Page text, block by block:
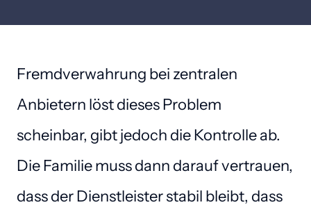
Fremdverwahrung bei zentralen
Anbietern löst dieses Problem
scheinbar, gibt jedoch die Kontrolle ab.
Die Familie muss dann darauf vertrauen,
dass der Dienstleister stabil bleibt, dass